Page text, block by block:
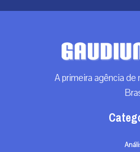
A primeira agência